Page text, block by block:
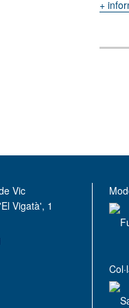
+
Vic
Vigatà', 1